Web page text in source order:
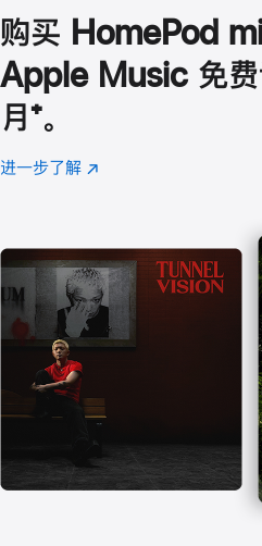
购买 HomePod
Apple Music 免费
月 脚
注
⁺。
进一步了解 Apple
(在
口
中
打
开)